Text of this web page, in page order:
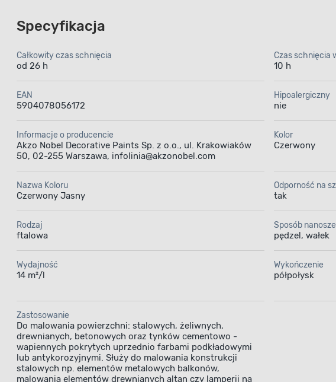
Specyfikacja
Całkowity czas schnięcia
od 26 h
Czas schnięcia
10 h
EAN
5904078056172
Hipoalergiczny
nie
Informacje o producencie
Akzo Nobel Decorative Paints Sp. z o.o., ul. Krakowiaków
50, 02-255 Warszawa, infolinia@akzonobel.com
Kolor
Czerwony
Nazwa Koloru
Czerwony Jasny
Odporność na
tak
Rodzaj
ftalowa
Sposób
pędzel, wałek
Wydajność
14 m²/l
Wykończenie
półpołysk
Zastosowanie
Do malowania powierzchni: stalowych, żeliwnych,
drewnianych, betonowych oraz tynków cementowo -
wapiennych pokrytych uprzednio farbami podkładowymi
lub antykorozyjnymi. Służy do malowania konstrukcji
stalowych np. elementów metalowych balkonów,
malowania elementów drewnianych altan czy lamperii na